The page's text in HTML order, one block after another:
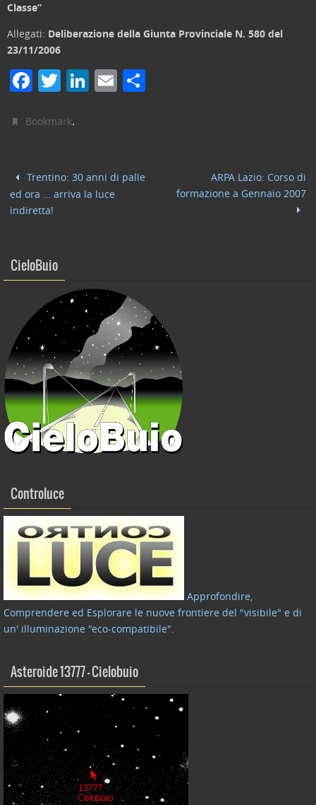
Classe”
Allegati: Deliberazione della Giunta Provinciale N. 580 del
23/11/2006
F
c
b
o
o
T
itt
Li
dI
n
E
Bookmark.
Trentino: 30 anni di palle
ed ora … arriva la luce
indiretta!
ARPA Lazio: Corso di
formazione a Gennaio 2007
CieloBuio
Controluce
Approfondire,
Comprendere ed Esplorare le nuove frontiere del "visibile" e di
un' illuminazione "eco-compatibile".
Asteroide 13777 – Cielobuio